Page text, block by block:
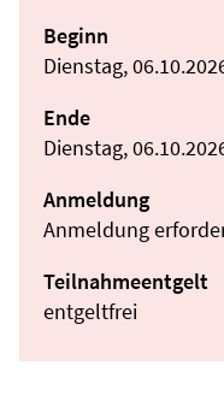
Beginn
Dienstag,
Ende
Dienstag,
Anmeldung
Anmeldung
Teilnahmeentgelt
entgeltfrei